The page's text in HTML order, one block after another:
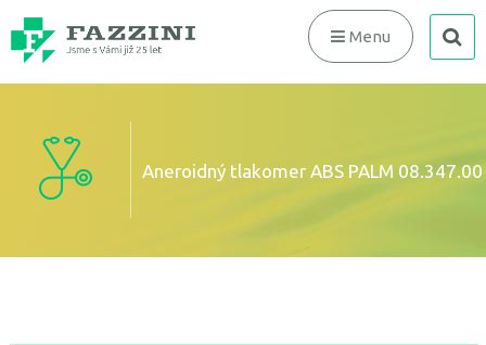
Menu
Aneroidný tlakomer ABS PALM 08.347.00